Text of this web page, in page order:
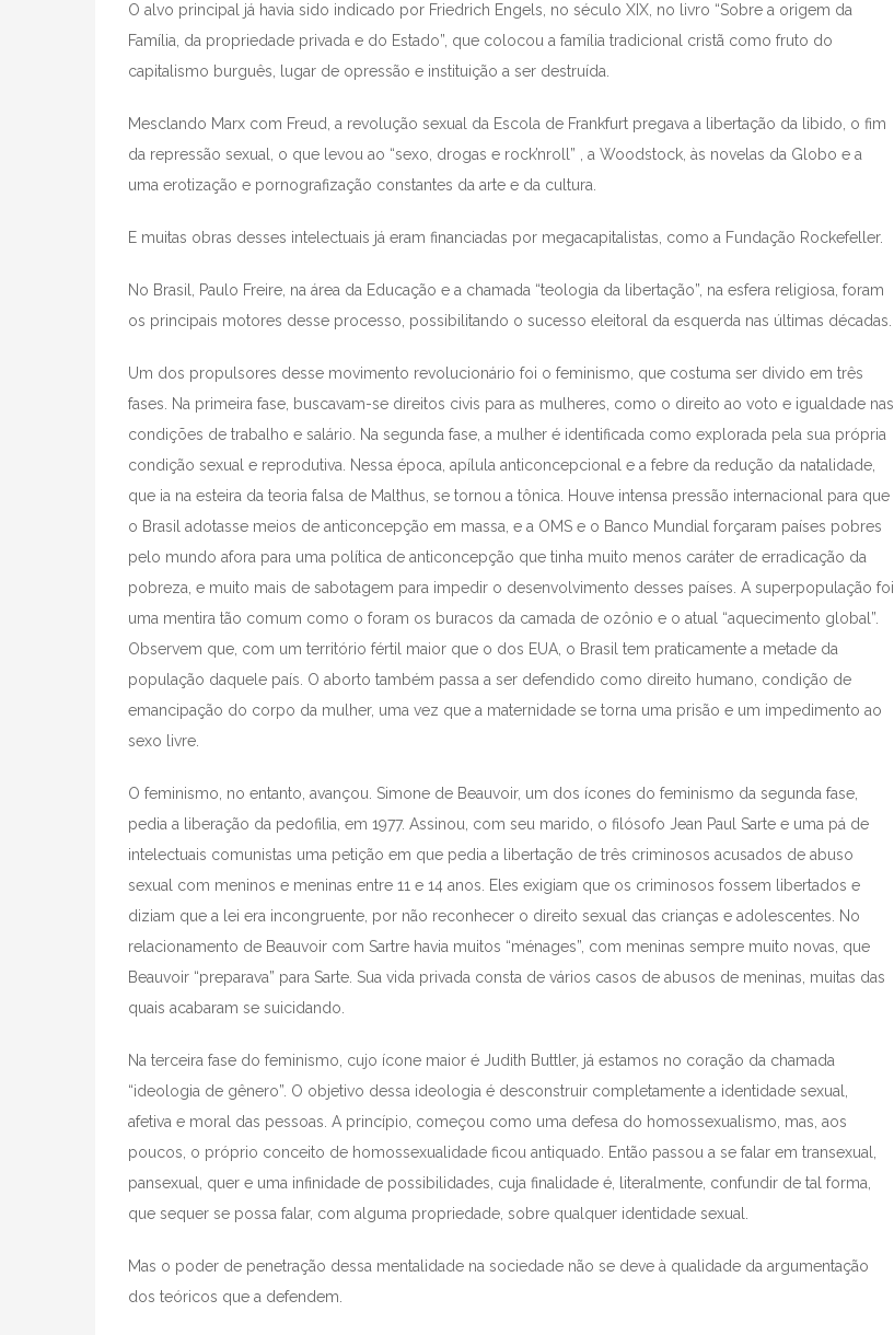
O alvo principal já havia sido indicado por Friedrich Engels, no século XIX, no livro “Sobre a origem da
Família, da propriedade privada e do Estado”, que colocou a família tradicional cristã como fruto do
capitalismo burguês, lugar de opressão e instituição a ser destruída.
Mesclando Marx com Freud, a revolução sexual da Escola de Frankfurt pregava a libertação da libido, o fim
da repressão sexual, o que levou ao “sexo, drogas e rock’nroll” , a Woodstock, às novelas da Globo e a
uma erotização e pornografização constantes da arte e da cultura.
E muitas obras desses intelectuais já eram financiadas por megacapitalistas, como a Fundação Rockefeller.
No Brasil, Paulo Freire, na área da Educação e a chamada “teologia da libertação”, na esfera religiosa, foram
os principais motores desse processo, possibilitando o sucesso eleitoral da esquerda nas últimas décadas.
Um dos propulsores desse movimento revolucionário foi o feminismo, que costuma ser divido em três
fases. Na primeira fase, buscavam-se direitos civis para as mulheres, como o direito ao voto e igualdade nas
condições de trabalho e salário. Na segunda fase, a mulher é identificada como explorada pela sua própria
condição sexual e reprodutiva. Nessa época, apílula anticoncepcional e a febre da redução da natalidade,
que ia na esteira da teoria falsa de Malthus, se tornou a tônica. Houve intensa pressão internacional para que
o Brasil adotasse meios de anticoncepção em massa, e a OMS e o Banco Mundial forçaram países pobres
pelo mundo afora para uma política de anticoncepção que tinha muito menos caráter de erradicação da
pobreza, e muito mais de sabotagem para impedir o desenvolvimento desses países. A superpopulação foi
uma mentira tão comum como o foram os buracos da camada de ozônio e o atual “aquecimento global”.
Observem que, com um território fértil maior que o dos EUA, o Brasil tem praticamente a metade da
população daquele país. O aborto também passa a ser defendido como direito humano, condição de
emancipação do corpo da mulher, uma vez que a maternidade se torna uma prisão e um impedimento ao
sexo livre.
O feminismo, no entanto, avançou. Simone de Beauvoir, um dos ícones do feminismo da segunda fase,
pedia a liberação da pedofilia, em 1977. Assinou, com seu marido, o filósofo Jean Paul Sarte e uma pá de
intelectuais comunistas uma petição em que pedia a libertação de três criminosos acusados de abuso
sexual com meninos e meninas entre 11 e 14 anos. Eles exigiam que os criminosos fossem libertados e
diziam que a lei era incongruente, por não reconhecer o direito sexual das crianças e adolescentes. No
relacionamento de Beauvoir com Sartre havia muitos “ménages”, com meninas sempre muito novas, que
Beauvoir “preparava” para Sarte. Sua vida privada consta de vários casos de abusos de meninas, muitas das
quais acabaram se suicidando.
Na terceira fase do feminismo, cujo ícone maior é Judith Buttler, já estamos no coração da chamada
“ideologia de gênero”. O objetivo dessa ideologia é desconstruir completamente a identidade sexual,
afetiva e moral das pessoas. A princípio, começou como uma defesa do homossexualismo, mas, aos
poucos, o próprio conceito de homossexualidade ficou antiquado. Então passou a se falar em transexual,
pansexual, quer e uma infinidade de possibilidades, cuja finalidade é, literalmente, confundir de tal forma,
que sequer se possa falar, com alguma propriedade, sobre qualquer identidade sexual.
Mas o poder de penetração dessa mentalidade na sociedade não se deve à qualidade da argumentação
dos teóricos que a defendem.